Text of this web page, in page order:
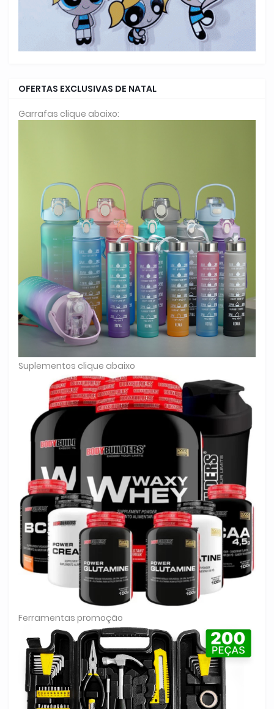
OFERTAS EXCLUSIVAS DE NATAL
Garrafas clique abaixo:
Suplementos clique abaixo
Ferramentas promoção